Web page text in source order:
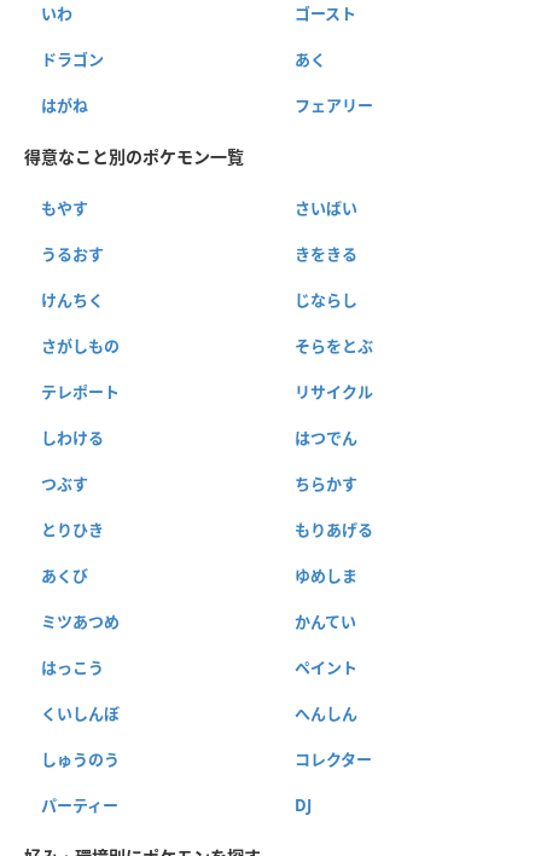
いわ ゴースト
ドラゴン あく
はがね フェアリー
得意なこと別のポケモン一覧
もやす さいばい
うるおす きをきる
けんちく じならし
さがしもの そらをとぶ
テレポート リサイクル
しわける はつでん
つぶす ちらかす
とりひき もりあげる
あくび ゆめしま
ミツあつめ かんてい
はっこう ペイント
くいしんぼ へんしん
しゅうのう コレクター
パーティー DJ